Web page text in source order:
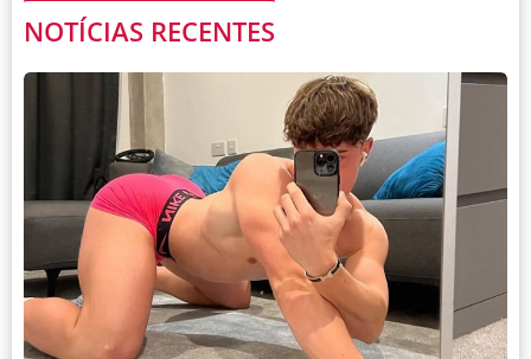
NOTÍCIAS RECENTES